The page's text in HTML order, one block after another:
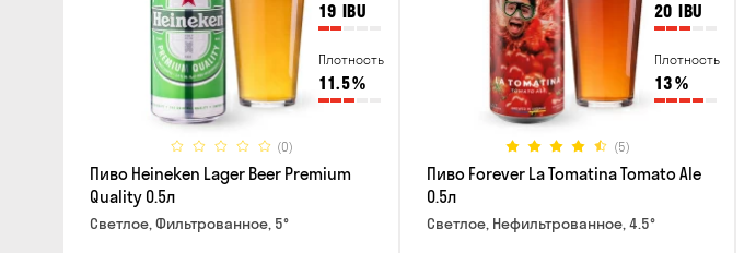
19 IBU
Плотность
11.5%
(0)
Пиво Heineken Lager Beer Premium
Quality 0.5л
Светлое, Фильтрованное, 5°
20 IBU
Плотность
13%
(5)
Пиво Forever La Tomatina Tomato Ale
0.5л
Светлое, Нефильтрованное, 4.5°